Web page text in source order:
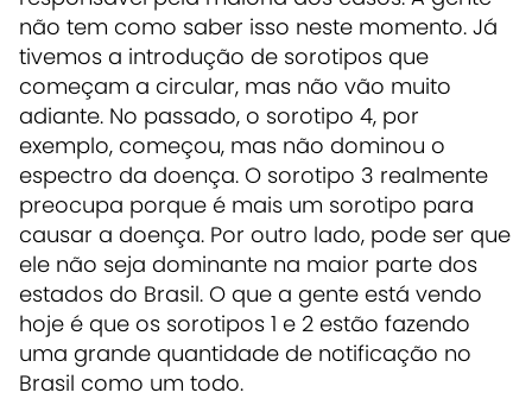
não tem como saber isso neste momento. Já
tivemos a introdução de sorotipos que
começam a circular, mas não vão muito
adiante. No passado, o sorotipo 4, por
exemplo, começou, mas não dominou o
espectro da doença. O sorotipo 3 realmente
preocupa porque é mais um sorotipo para
causar a doença. Por outro lado, pode ser que
ele não seja dominante na maior parte dos
estados do Brasil. O que a gente está vendo
hoje é que os sorotipos 1 e 2 estão fazendo
uma grande quantidade de notificação no
Brasil como um todo.